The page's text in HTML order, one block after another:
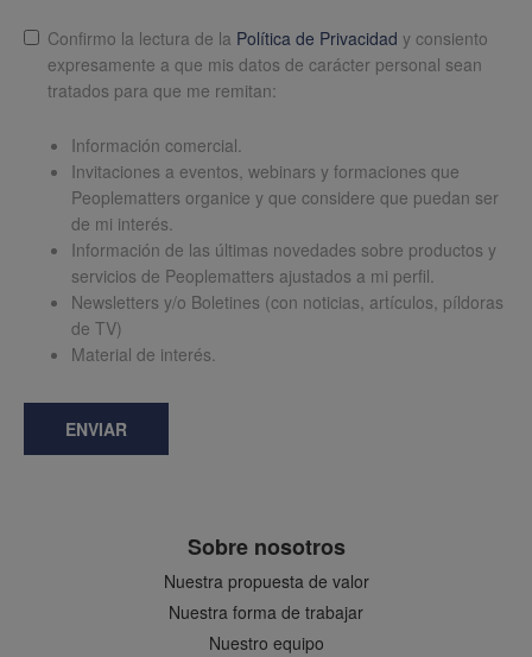
LopdConfirmo la lectura de la Política de Privacidad y consiento
expresamente a que mis datos de carácter personal sean
tratados para que me remitan:
Información comercial.
Invitaciones a eventos, webinars y formaciones que
Peoplematters organice y que considere que puedan ser
de mi interés.
Información de las últimas novedades sobre productos y
servicios de Peoplematters ajustados a mi perfil.
Newsletters y/o Boletines (con noticias, artículos, píldoras
de TV)
Material de interés.
ENVIAR
Sobre nosotros
Nuestra propuesta de valor
Nuestra forma de trabajar
Nuestro equipo